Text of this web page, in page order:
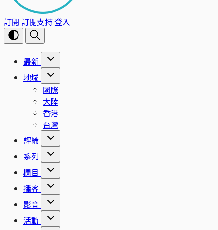
訂閱 訂閱支持登入
最新
地域
國際
大陸
香港
台灣
評論
系列
欄目
播客
影音
活動